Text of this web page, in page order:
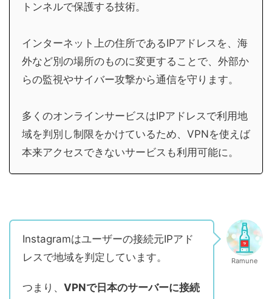
トンネルで保護する技術。
インターネット上の住所であるIPアドレスを、海
外など別の場所のものに変更することで、外部か
らの監視やサイバー攻撃から通信を守ります。
多くのオンラインサービスはIPアドレスで利用地
域を判別し制限をかけているため、VPNを使えば
本来アクセスできないサービスも利用可能に。
Instagramはユーザーの接続元IPアド
レスで地域を判定しています。
つまり、 VPNで日本のサーバーに接続
Ramune